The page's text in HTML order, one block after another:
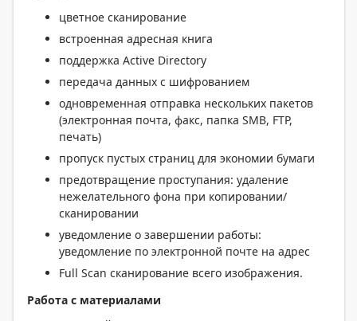
цветное сканирование
встроенная адресная книга
поддержка Active Directory
передача данных с шифрованием
одновременная отправка нескольких пакетов
(электронная почта, факс, папка SMB, FTP,
печать)
пропуск пустых страниц для экономии бумаги
предотвращение проступания: удаление
нежелательного фона при копировании/
сканировании
уведомление о завершении работы:
уведомление по электронной почте на адрес
Full Scan сканирование всего изображения.
Работа с материалами